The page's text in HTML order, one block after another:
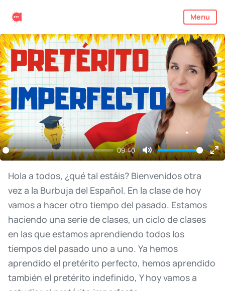
Menu
09:40
Mute
Hola a todos, ¿quétal estáis? Bienvenidosotra
veza la Burbuja del Español. En la clasede hoy
vamosa hacer otro tiempo del pasado. Estamos
haciendo una seriedeclases, un ciclo declases
en lasqueestamosaprendiendo todos los
tiemposdel pasado uno a uno. Ya hemos
aprendido el pretérito perfecto, hemosaprendido
también el pretérito indefinido, Yhoyvamosa